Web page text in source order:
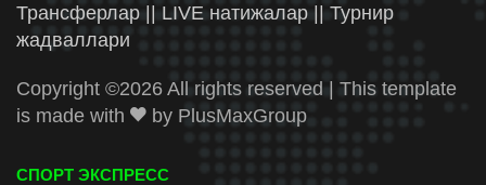
Трансферлар || LIVE натижалар || Турнир
жадваллари
Copyright ©2026 All rights reserved | This template
is made with
by PlusMaxGroup
СПОРТ ЭКСПРЕСС